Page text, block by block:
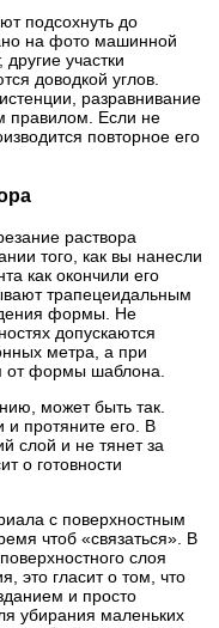
подсохнуть до
на фото машинной
участки
доводкой углов.
разравнивание
правилом. Если не
повторное его
раствора
того, как вы нанесли
как окончили его
трапецеидальным
формы. Не
допускаются
метра, а при
от формы шаблона.
может быть так.
и протяните его. В
слой и не тянет за
о готовности
с поверхностным
чтоб «связаться». В
слоя
это гласит о том, что
и просто
убирания маленьких